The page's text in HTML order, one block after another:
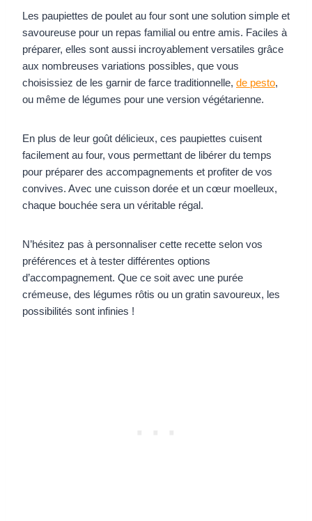
Les paupiettes de poulet au four sont une solution simple et
savoureuse pour un repas familial ou entre amis. Faciles à
préparer, elles sont aussi incroyablement versatiles grâce
aux nombreuses variations possibles, que vous
choisissiez de les garnir de farce traditionnelle, de pesto,
ou même de légumes pour une version végétarienne.
En plus de leur goût délicieux, ces paupiettes cuisent
facilement au four, vous permettant de libérer du temps
pour préparer des accompagnements et profiter de vos
convives. Avec une cuisson dorée et un cœur moelleux,
chaque bouchée sera un véritable régal.
N’hésitez pas à personnaliser cette recette selon vos
préférences et à tester différentes options
d’accompagnement. Que ce soit avec une purée
crémeuse, des légumes rôtis ou un gratin savoureux, les
possibilités sont infinies !